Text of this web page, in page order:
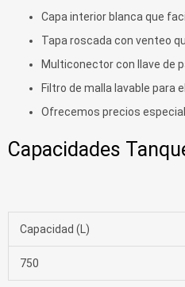
Capa interior blanca que
Tapa roscada con venteo
Multiconector con llave de
Filtro de malla lavable para
Ofrecemos precios
Capacidades
Capacidad (L)
750